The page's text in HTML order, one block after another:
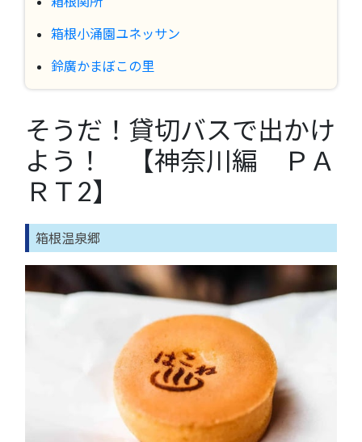
箱根小涌園ユネッサン
鈴廣かまぼこの里
そうだ！貸切バスで出かけ
よう！ 【神奈川編 ＰＡ
ＲＴ2】
箱根温泉郷